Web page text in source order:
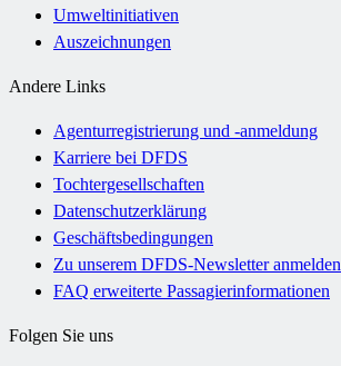
Umweltinitiativen
Auszeichnungen
Andere Links
Agenturregistrierung und -anmeldung
Karriere bei DFDS
Tochtergesellschaften
Datenschutzerklärung
Geschäftsbedingungen
Zu unserem DFDS-Newsletter anmelden
FAQ erweiterte Passagierinformationen
Folgen Sie uns